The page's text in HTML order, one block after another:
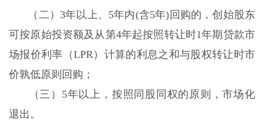
（二）3年以上、5年内(含5年)回购的，创始股东
可按原始投资额及从第4年起按照转让时1年期贷款市
场报价利率（LPR）计算的利息之和与股权转让时市
价孰低原则回购；
（三）5年以上，按照同股同权的原则，市场化
退出。